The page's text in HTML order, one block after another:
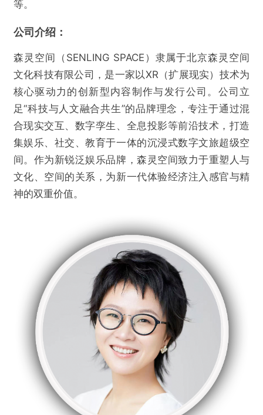
等。
公司介绍：
森灵空间（SENLING SPACE）隶属于北京森灵空间
文化科技有限公司，是一家以XR（扩展现实）技术为
核心驱动力的创新型内容制作与发行公司。公司立
足“科技与人文融合共生”的品牌理念，专注于通过混
合现实交互、数字孪生、全息投影等前沿技术，打造
集娱乐、社交、教育于一体的沉浸式数字文旅超级空
间。作为新锐泛娱乐品牌，森灵空间致力于重塑人与
文化、空间的关系，为新一代体验经济注入感官与精
神的双重价值。